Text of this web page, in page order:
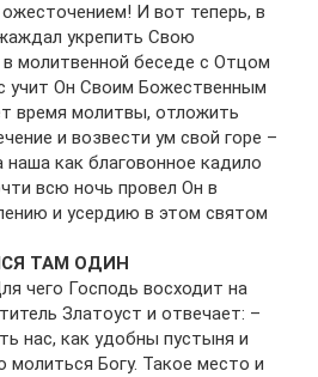
И вот теперь, в
укрепить Свою
молитвенной беседе с Отцом
учит Он Своим Божественным
время молитвы, отложить
и возвести ум свой горе –
как благовонное кадило
всю ночь провел Он в
и усердию в этом святом
ТАМ ОДИН
чего Господь восходит на
Златоуст и отвечает: –
нас, как удобны пустыня и
молиться Богу. Такое место и